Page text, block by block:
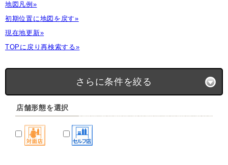
地図凡例»
初期位置に地図を戻す»
現在地更新»
TOPに戻り再検索する»
さらに条件を絞る
店舗形態を選択